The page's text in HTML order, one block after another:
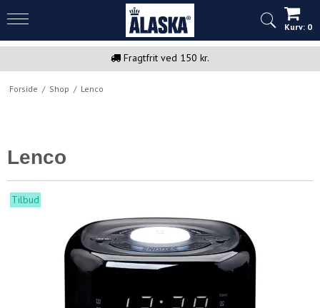
Fragtfrit ved 150 kr.
Kurv: 0
Forside / Shop / Lenco
Lenco
Tilbud